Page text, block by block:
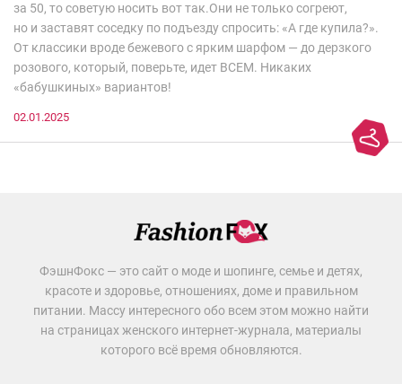
за 50, то советую носить вот так.Они не только согреют,
но и заставят соседку по подъезду спросить: «А где купила?».
От классики вроде бежевого с ярким шарфом — до дерзкого
розового, который, поверьте, идет ВСЕМ. Никаких
«бабушкиных» вариантов!
02.01.2025
ФэшнФокс — это сайт о моде и шопинге, семье и детях,
красоте и здоровье, отношениях, доме и правильном
питании. Массу интересного обо всем этом можно найти
на страницах женского интернет-журнала, материалы
которого всё время обновляются.